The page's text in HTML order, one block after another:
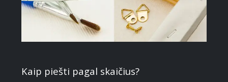
Kaip piešti pagal skaičius?